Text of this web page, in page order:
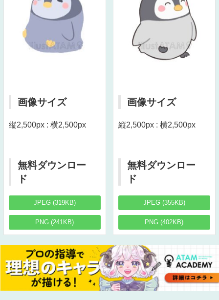
画像サイズ
縦2,500px : 横2,500px
無料ダウンロー
ド
JPEG (319KB)
PNG (241KB)
画像サイズ
縦2,500px : 横2,500px
無料ダウンロー
ド
JPEG (355KB)
PNG (402KB)